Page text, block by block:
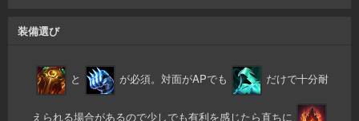
装備選び
と が必須。対面がAPでも だけで十分耐
えられる場合があるので少しでも有利を感じたら直ちに